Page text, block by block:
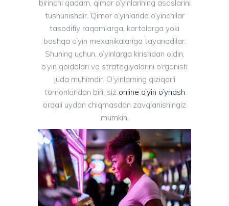
birinchi qadam, qimor o’yinlarining asoslarini
tushunishdir. Qimor o’yinlarida o’yinchilar
tasodifiy raqamlarga, kartalarga yoki
boshqa o’yin mexanikalariga tayanadilar.
Shuning uchun, o’yinlarga kirishdan oldin,
o’yin qoidalari va strategiyalarini o’rganish
juda muhimdir. O’yinlarning qiziqarli
tomonlaridan biri, siz online o’yin o’ynash
orqali uydan chiqmasdan zavqlanishingiz
mumkin.